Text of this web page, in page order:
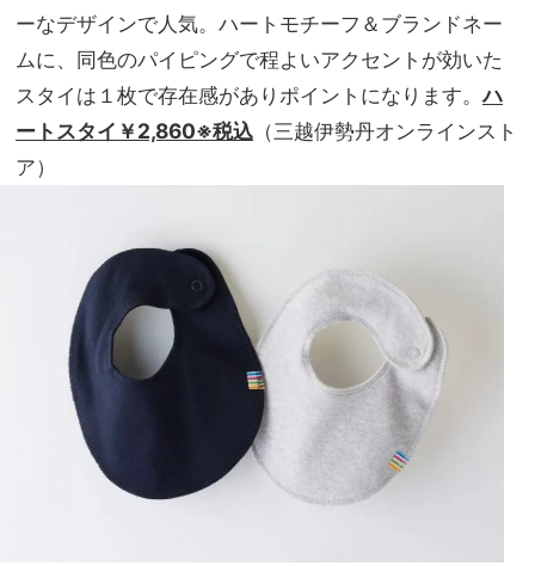
ーなデザインで人気。ハートモチーフ＆ブランドネー
ムに、同色のパイピングで程よいアクセントが効いた
スタイは１枚で存在感がありポイントになります。ハ
ートスタイ￥2,860※税込 （三越伊勢丹オンラインスト
ア）